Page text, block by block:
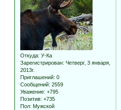
Откуда: У-Ка
Зарегистрирован: Четверг, 3 января,
2013г.
Приглашений: 0
Сообщений: 2559
Уважение: +795
Позитив: +735
Пол: Мужской